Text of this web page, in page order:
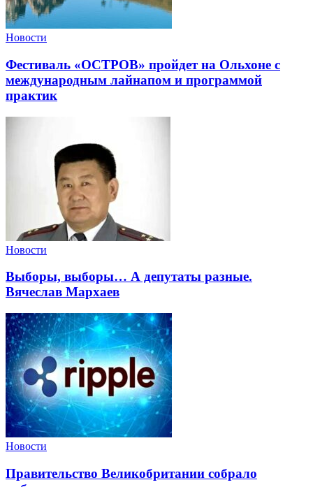
Новости
Фестиваль «ОСТРОВ» пройдет на Ольхоне с
международным лайнапом и программой
практик
Новости
Выборы, выборы… А депутаты разные.
Вячеслав Мархаев
Новости
Правительство Великобритании собрало